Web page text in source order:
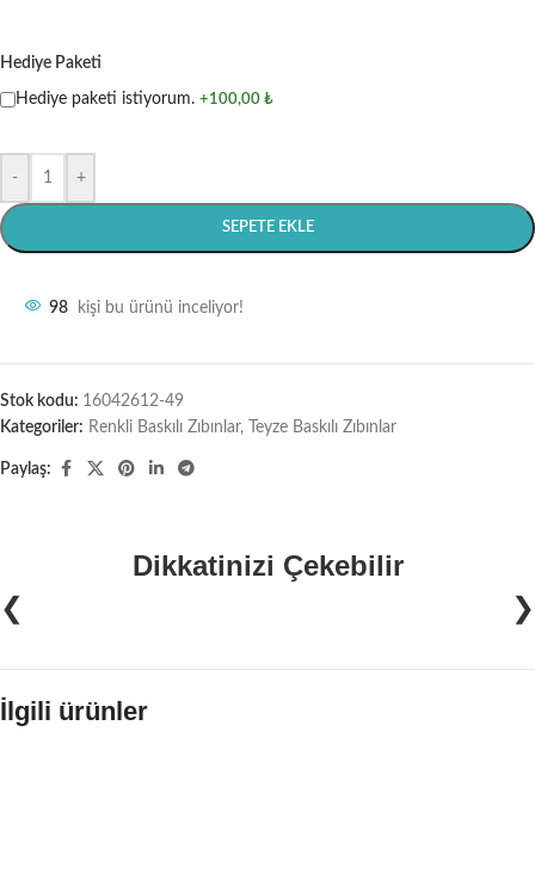
Hediye Paketi
Hediye paketi istiyorum. +100,00 ₺
- +
SEPETE EKLE
98 kişi bu ürünü inceliyor!
Stok kodu: 16042612-49
Kategoriler: Renkli Baskılı Zıbınlar, Teyze Baskılı Zıbınlar
Paylaş:
Dikkatinizi Çekebilir
❮ ❯
İlgili ürünler